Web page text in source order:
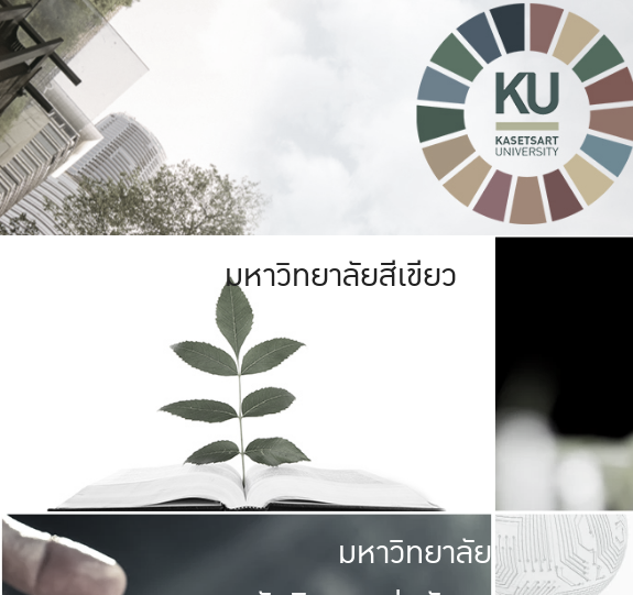
มหาวิทยาลัยสีเขียว
มหาวิทยาลัย